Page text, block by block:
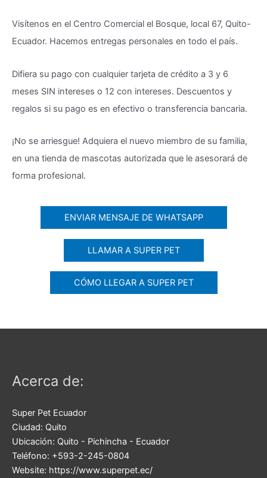
Visítenos en el Centro Comercial el Bosque, local 67, Quito-
Ecuador. Hacemos entregas personales en todo el país.
Difiera su pago con cualquier tarjeta de crédito a 3 y 6
meses SIN intereses o 12 con intereses. Descuentos y
regalos si su pago es en efectivo o transferencia bancaria.
¡No se arriesgue! Adquiera el nuevo miembro de su familia,
en una tienda de mascotas autorizada que le asesorará de
forma profesional.
ENVIAR MENSAJE DE WHATSAPP
LLAMAR A SUPER PET
CÓMO LLEGAR A SUPER PET
Acerca de:
Super Pet Ecuador
Ciudad: Quito
Ubicación: Quito - Pichincha - Ecuador
Teléfono: +593-2-245-0804
Website: https://www.superpet.ec/